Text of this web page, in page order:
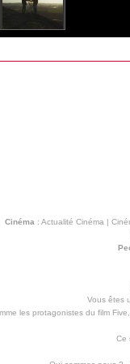
Cinéma : Actualité Cinéma |
Vous êtes
les protagonistes du film
Ce